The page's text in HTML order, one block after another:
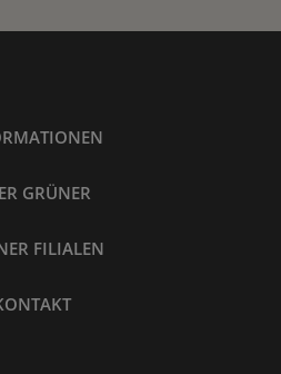
GRÜNER
FILIALEN